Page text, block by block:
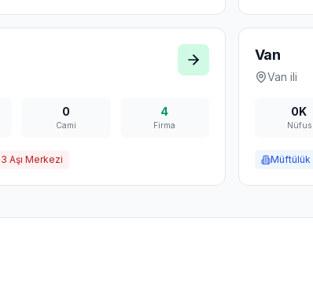
0
Cami
4
Firma
3 Aşı Merkezi
Van
Van ili
0K
Nüfus
Müftülük